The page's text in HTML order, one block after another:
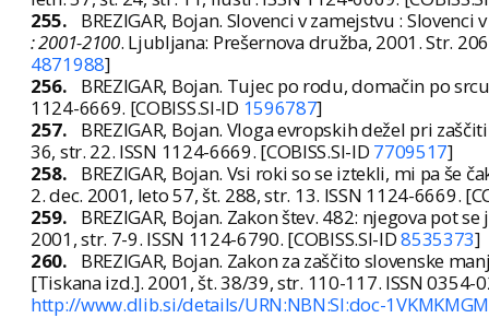
255.
BREZIGAR, Bojan. Slovenci v zamejstvu : Slovenci
: 2001-2100. Ljubljana: Prešernova družba, 2001. Str.
4871988]
256.
BREZIGAR, Bojan. Tujec po rodu, domačin po
1124-6669. [COBISS.SI-ID 1596787]
257.
BREZIGAR, Bojan. Vloga evropskih dežel pri
36, str. 22. ISSN 1124-6669. [COBISS.SI-ID 7709517]
258.
BREZIGAR, Bojan. Vsi roki so se iztekli, mi pa še
2. dec. 2001, leto 57, št. 288, str. 13. ISSN 1124-6669.
259.
BREZIGAR, Bojan. Zakon štev. 482: njegova pot
2001, str. 7-9. ISSN 1124-6790. [COBISS.SI-ID8535373]
260.
BREZIGAR, Bojan. Zakon za zaščito slovenske
[Tiskana izd.]. 2001, št. 38/39, str. 110-117. ISSN 0354-
http://www.dlib.si/details/URN:NBN:SI:doc-1VKMKMGM